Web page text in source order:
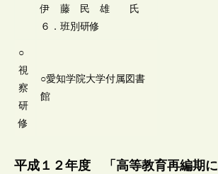
伊 藤 民 雄 氏
６．班別研修
○
視
察
研
修
○愛知学院大学付属図書
館
平成１２年度 「高等教育再編期に